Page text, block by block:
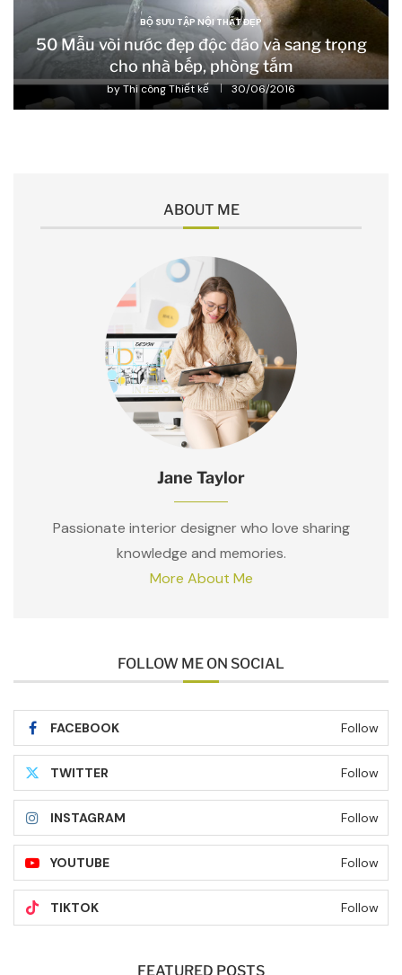
BỘ SƯU TẬP NỘI THẤT ĐẸP
50 Mẫu vòi nước đẹp độc đáo và sang trọng
cho nhà bếp, phòng tắm
byThi công Thiết kế 30/06/2016
ABOUT ME
Jane Taylor
Passionate interior designer who love sharing
knowledge and memories.
More About Me
FOLLOW ME ON SOCIAL
FACEBOOK Follow
TWITTER Follow
INSTAGRAM Follow
YOUTUBE Follow
TIKTOK Follow
FEATURED POSTS